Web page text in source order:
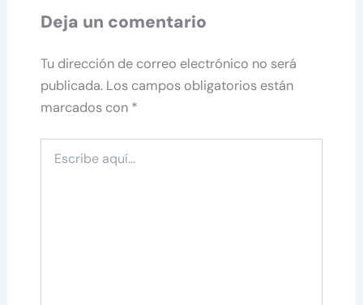
Deja un comentario
Tu dirección de correo electrónico no será
publicada. Los campos obligatorios están
marcados con *
aquí...